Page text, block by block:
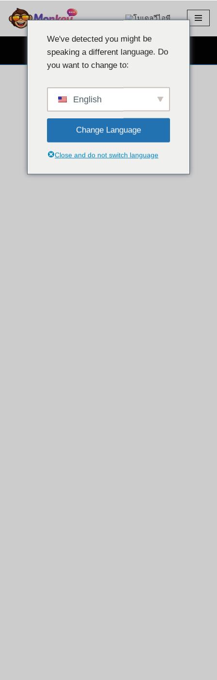
ข้าม
ไป
โมเดลวีไอพี
แชทผ่านเว็บแคมฟรี
We've detected you might be
speaking a different language. Do
you want to change to:
English
Change Language
Close and do not switch language